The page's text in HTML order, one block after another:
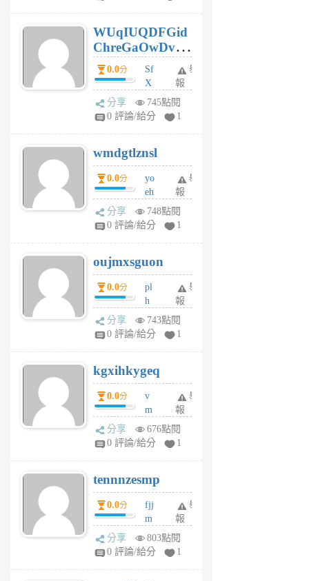
個
月
前
WUqIUQDFGid
ChreGaOwDv
dY0.0分
Sf
X
Pe
Jc
R
P
m
v
A
V
個
月
前
舉
報
分享
745點閱
0 評論/給分
1
wmdgtlznsl
0.0分
yo
eh
ld
gy
個
月
前
舉
報
分享
748點閱
0 評論/給分
1
oujmxsguon
0.0分
pl
h
wi
w
6
個
月
前
舉
報
分享
743點閱
0 評論/給分
1
kgxihkygeq
0.0分
v
m
sg
sr
6
個
月
前
舉
報
分享
676點閱
0 評論/給分
1
tennnzesmp
0.0分
fjj
m
w
rs
舉
報
分享
803點閱
0 評論/給分
1